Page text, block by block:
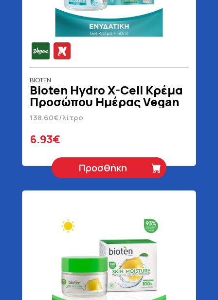
BIOTEN
Bioten Hydro X-Cell Κρέμα
Προσώπου Ημέρας Vegan
50 ml
138.60€/λίτρο
6.93€
Προσθήκη